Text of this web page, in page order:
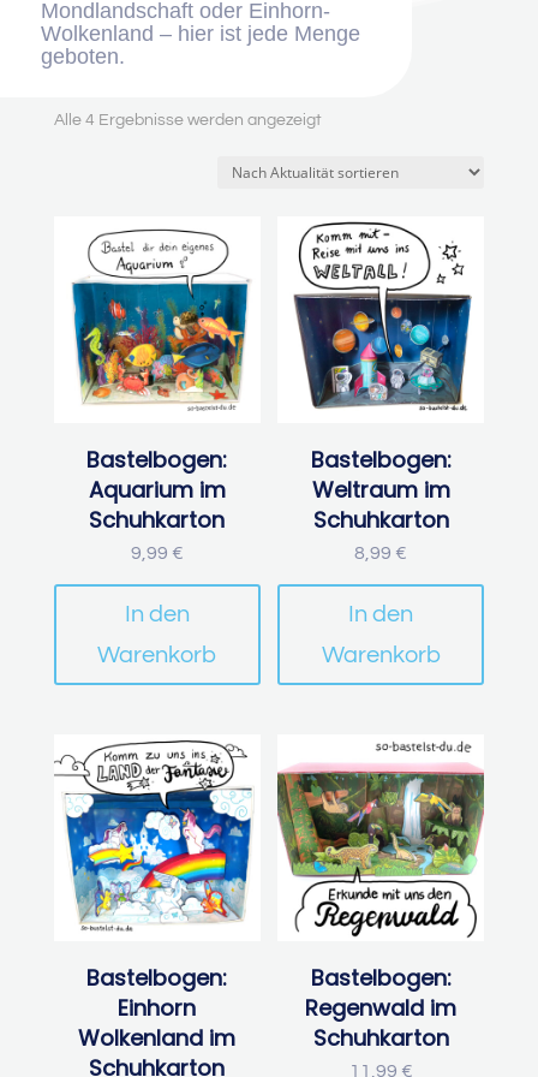
Mondlandschaft oder Einhorn-
Wolkenland – hier ist jede Menge
geboten.
Alle 4 Ergebnisse werden angezeigtNach
Bastelbogen:
Aquarium im
Schuhkarton
9,99 €
In den
Warenkorb
Bastelbogen:
Weltraum im
Schuhkarton
8,99 €
In den
Warenkorb
Bastelbogen:
Einhorn
Wolkenland im
Schuhkarton
Bastelbogen:
Regenwald im
Schuhkarton
11,99 €